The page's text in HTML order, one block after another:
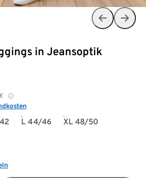
in Jeansoptik
€
L 44/46 XL 48/50